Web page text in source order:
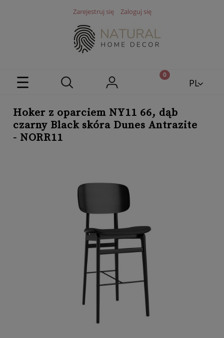
Zarejestruj się Zaloguj się
PL
Hoker z oparciem NY11 66, dąb
czarny Black skóra Dunes Antrazite
- NORR11